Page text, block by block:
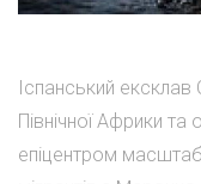
Іспанський
Північної Африки
епіцентром